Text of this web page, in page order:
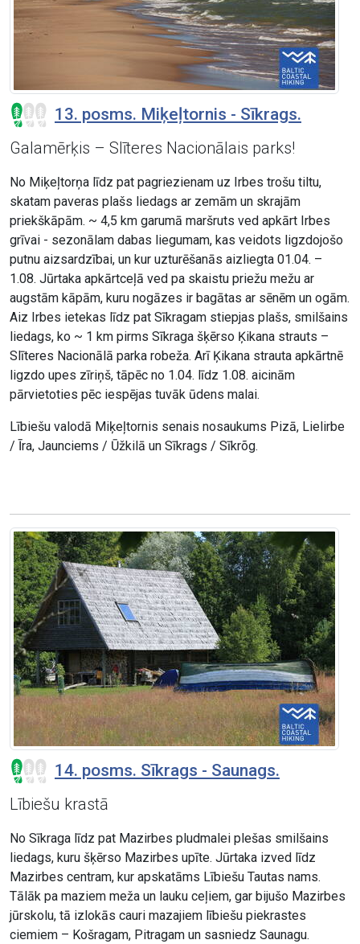
13. posms. Miķeļtornis - Sīkrags.
Galamērķis – Slīteres Nacionālais parks!
No Miķeļtorņa līdz pat pagriezienam uz Irbes trošu tiltu,
skatam paveras plašs liedags ar zemām un skrajām
priekškāpām. ~ 4,5 km garumā maršruts ved apkārt Irbes
grīvai - sezonālam dabas liegumam, kas veidots ligzdojošo
putnu aizsardzībai, un kur uzturēšanās aizliegta 01.04. –
1.08. Jūrtaka apkārtceļā ved pa skaistu priežu mežu ar
augstām kāpām, kuru nogāzes ir bagātas ar sēnēm un ogām.
Aiz Irbes ietekas līdz pat Sīkragam stiepjas plašs, smilšains
liedags, ko ~ 1 km pirms Sīkraga šķērso Ķikana strauts –
Slīteres Nacionālā parka robeža. Arī Ķikana strauta apkārtnē
ligzdo upes zīriņš, tāpēc no 1.04. līdz 1.08. aicinām
pārvietoties pēc iespējas tuvāk ūdens malai.
Lībiešu valodā Miķeļtornis senais nosaukums Pizā, Lielirbe
/ Īra, Jaunciems / Ūžkilā un Sīkrags / Sīkrõg.
14. posms. Sīkrags - Saunags.
Lībiešu krastā
No Sīkraga līdz pat Mazirbes pludmalei plešas smilšains
liedags, kuru šķērso Mazirbes upīte. Jūrtaka izved līdz
Mazirbes centram, kur apskatāms Lībiešu Tautas nams.
Tālāk pa maziem meža un lauku ceļiem, gar bijušo Mazirbes
jūrskolu, tā izlokās cauri mazajiem lībiešu piekrastes
ciemiem – Košragam, Pitragam un sasniedz Saunagu.